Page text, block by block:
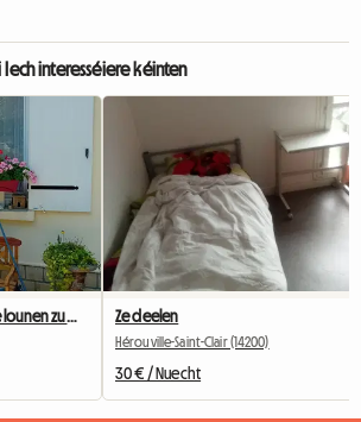
interesséiere kéinten
Ze deelen
Hérouville-Saint-Clair (14200)
30 € / Nuecht